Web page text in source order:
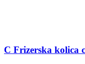
C Frizerska kolica